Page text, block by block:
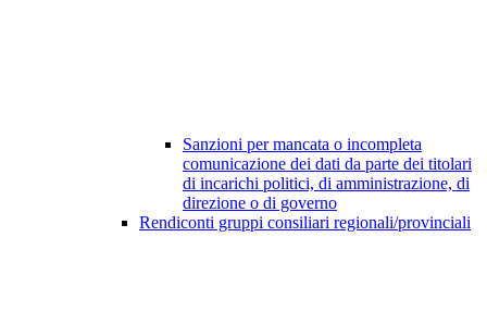
Sanzioni per mancata o incompleta
comunicazione dei dati da parte dei titolari
di incarichi politici, di amministrazione, di
direzione o di governo
Rendiconti gruppi consiliari regionali/provinciali